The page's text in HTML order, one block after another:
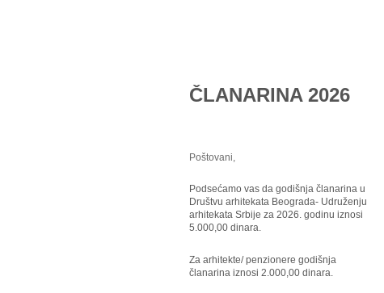
ČLANARINA 2026
Poštovani,
Podsećamo vas da godišnja članarina u
Društvu arhitekata Beograda- Udruženju
arhitekata Srbije za 2026. godinu iznosi
5.000,00 dinara.
Za arhitekte/ penzionere godišnja
članarina iznosi 2.000,00 dinara.